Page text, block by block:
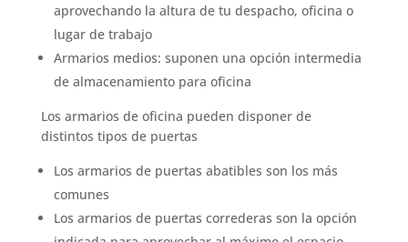
aprovechando la altura de tu despacho, oficina o
lugar de trabajo
Armarios medios: suponen una opción intermedia
de almacenamiento para oficina
Los armarios de oficina pueden disponer de
distintos tipos de puertas
Los armarios de puertas abatibles son los más
comunes
Los armarios de puertas correderas son la opción